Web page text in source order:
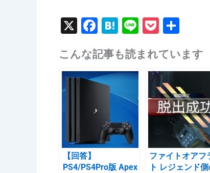
X F
c
e
b
o
k
H
e
n
a
Li
e
P
c
k
et
共
こんな記事も読まれています
【回答】
PS4/PS4Pro版 Apex
ファイトオアフ
ト レジェンド